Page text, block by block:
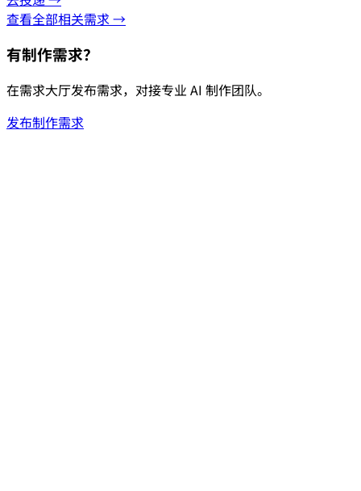
查看全部相关需求 →
有制作需求？
在需求大厅发布需求，对接专业 AI 制作团队。
发布制作需求